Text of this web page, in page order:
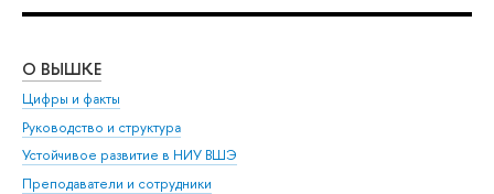
О ВЫШКЕ
Цифры и факты
Руководство и структура
Устойчивое развитие в НИУ ВШЭ
Преподаватели и сотрудники